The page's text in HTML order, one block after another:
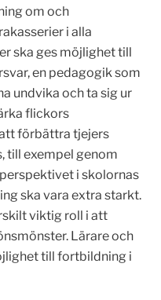
om och
i alla
ska ges möjlighet till
en pedagogik som
undvika och ta sig ur
flickors
förbättra tjejers
till exempel genom
i skolornas
ska vara extra starkt.
viktig roll i att
Lärare och
till fortbildning i